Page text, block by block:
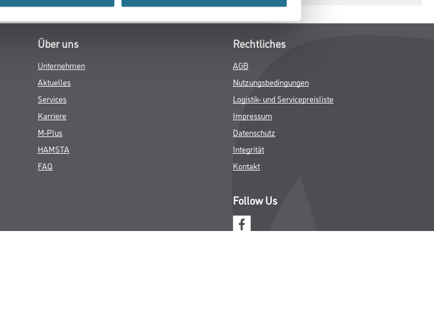
Über uns
Unternehmen
Aktuelles
Services
Karriere
M-Plus
HAMSTA
FAQ
Rechtliches
AGB
Nutzungsbedingungen
Logistik- und Servicepreisliste
Impressum
Datenschutz
Integrität
Kontakt
Follow Us